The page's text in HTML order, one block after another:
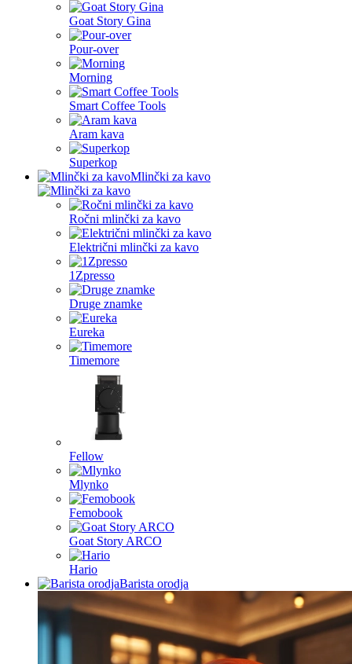
Goat Story Gina
Pour-over
Morning
Smart Coffee Tools
Aram kava
Superkop
Mlinčki za kavo
Ročni mlinčki za kavo
Električni mlinčki za kavo
1Zpresso
Druge znamke
Eureka
Timemore
Fellow
Mlynko
Femobook
Goat Story ARCO
Hario
Barista orodja